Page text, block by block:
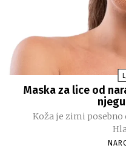
Maska za lice od
Koža je zimi